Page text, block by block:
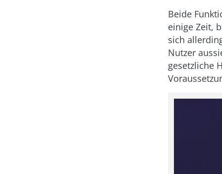
Beide
einige Zeit,
sich
Nutzer
gesetzliche